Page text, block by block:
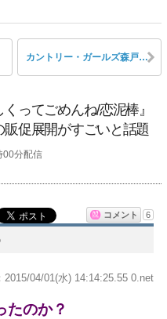
カントリー・ガールズ森戸知沙希、山木梨沙にヘアアレンジして貰い耳がいきなり真っ赤に
ってごめんね/恋泥棒』
促展開がすごいと話題
00分配信
コメント 6
2015/04/01(水) 14:14:25.55 0.net
たのか？